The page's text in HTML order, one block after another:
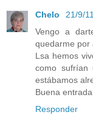
Chelo
21/9/
Vengo a
quedarme por
Lsa hemos
como sufrían
estábamos
Buena
Responder